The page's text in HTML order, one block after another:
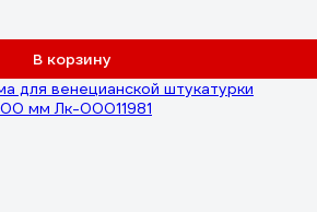
В корзину